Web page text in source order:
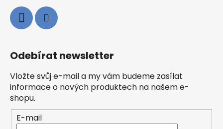
Odebírat newsletter
Vložte svůj e-mail a my vám budeme zasílat
informace o nových produktech na našem e-
shopu.
E-mail